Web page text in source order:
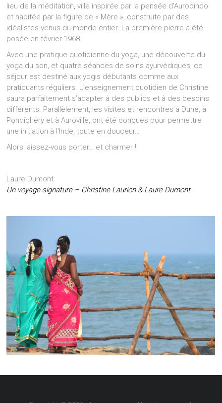
lieu de la méditation, ville inspirée par la pensée d’Aurobindo
et habitée par la figure de « Mère », construite par des
idéalistes venus du monde entier. La première pierre a été
posée en février 1968.
Avec une pratique quotidienne du yoga, une découverte du
yoga du son, et quatre séances de soins ayurvédiques, ce
séjour est destiné aux yogis débutants comme aux
pratiquants réguliers. L’enseignement quotidien de Christine
saura parfaitement s’adapter à des publics et à des besoins
différents. Parallèlement, les visites et rencontres à Dune, à
Pondichéry et à Auroville, ont été conçues pour permettre
une initiation à l’Inde, toute en douceur…
Alors laissez-vous porter… et charmer !
Laure Dumont
Un voyage signature – Christine Laurion & Laure Dumont